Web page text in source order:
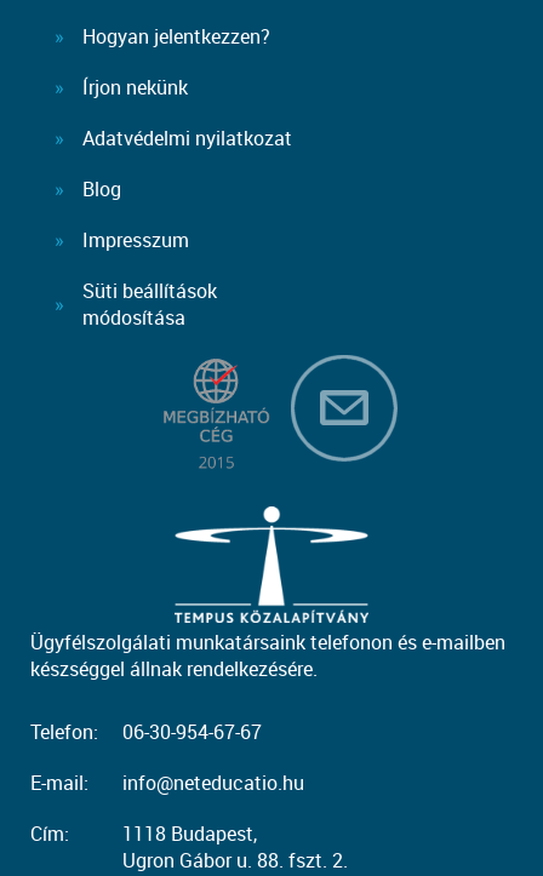
Hogyan jelentkezzen?
Írjon nekünk
Adatvédelmi nyilatkozat
Blog
Impresszum
Süti beállítások
módosítása
Ügyfélszolgálati munkatársaink telefonon és e-mailben
készséggel állnak rendelkezésére.
Telefon:
06-30-954-67-67
E-mail:
info@neteducatio.hu
Cím:
1118 Budapest,
Ugron Gábor u. 88. fszt. 2.